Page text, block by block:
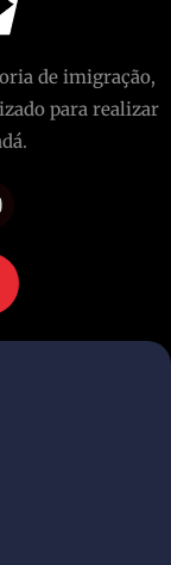
de imigração,
para realizar